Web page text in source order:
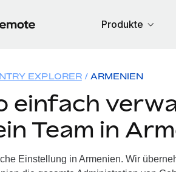
Produkte
EXPLORER ARMENIEN
einfach
Team in
Einstellung in Armenien. Wir